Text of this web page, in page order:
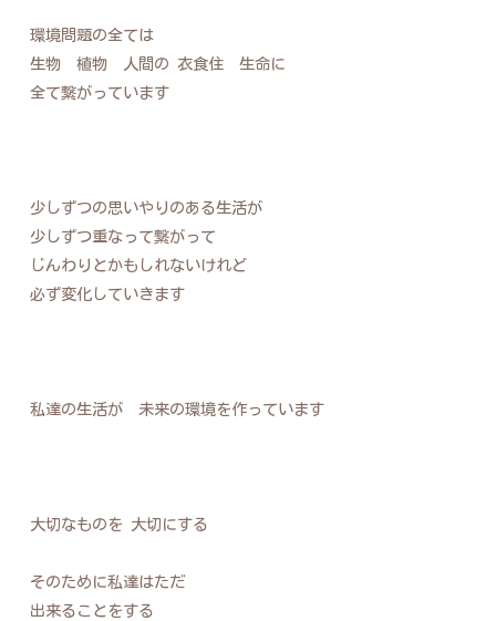
環境問題の全ては
生物 植物 人間の 衣食住 生命に
全て繋がっています
少しずつの思いやりのある生活が
少しずつ重なって繋がって
じんわりとかもしれないけれど
必ず変化していきます
私達の生活が 未来の環境を作っています
大切なものを 大切にする
そのために私達はただ
出来ることをする